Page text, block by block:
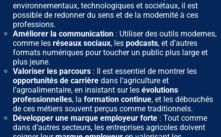
environnementaux, technologiques et sociétaux, il est
possible de redonner du sens et de la modernité à ces
professions.
Améliorer la communication: Utiliser des outils modernes,
comme les réseaux sociaux, les podcasts, et d’autres
formats numériques pour toucher un public plus large et
plus jeune.
Valoriser les parcours: Il est essentiel de montrer les
opportunités de carrièredans l’agriculture et
l’agroalimentaire, en insistant sur les évolutions
professionnelles, la formation continue, et les débouchés
de ces métiers souvent perçus comme traditionnels.
Développer une marque employeur forte: Tout comme
dans d’autres secteurs, les entreprises agricoles doivent